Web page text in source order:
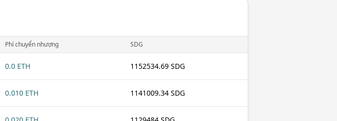
Phí chuyển nhượng SDG
0.0 ETH 1152534.69 SDG
0.010 ETH 1141009.34 SDG